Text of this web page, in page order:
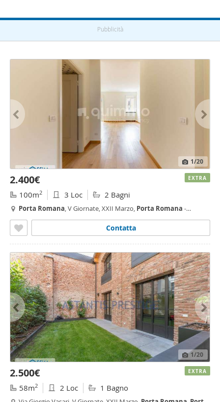
Pubblicità
1/20
2.400€
100m2 3 Loc 2 Bagni
Porta Romana, V Giornate, XXII Marzo, Porta Romana -
Contatta
EXTRA
1/20
2.500€
58m2 2 Loc 1 Bagno
EXTRA